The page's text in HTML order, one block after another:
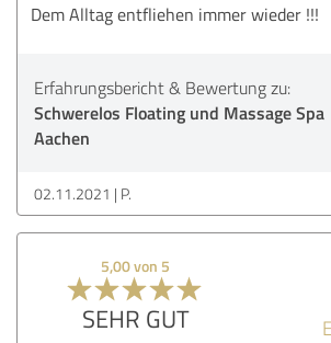
Dem Alltag entfliehen immer wieder !!!
Erfahrungsbericht & Bewertung zu:
Schwerelos Floating und Massage Spa
Aachen
02.11.2021 P.
5,00 von 5
SEHR GUT